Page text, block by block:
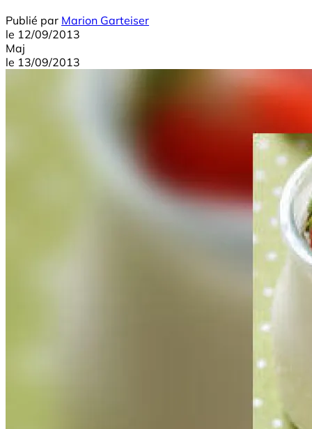
Publié par Marion Garteiser
le 12/09/2013
Maj
le 13/09/2013